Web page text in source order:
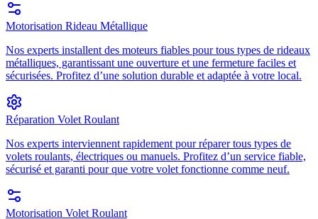
Motorisation Rideau Métallique
Nos experts installent des moteurs fiables pour tous types de rideaux
métalliques, garantissant une ouverture et une fermeture faciles et
sécurisées. Profitez d’une solution durable et adaptée à votre local.
Réparation Volet Roulant
Nos experts interviennent rapidement pour réparer tous types de
volets roulants, électriques ou manuels. Profitez d’un service fiable,
sécurisé et garanti pour que votre volet fonctionne comme neuf.
Motorisation Volet Roulant